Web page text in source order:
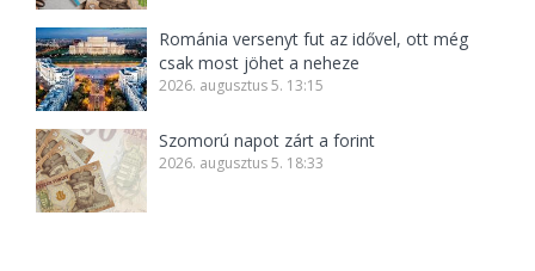
Románia versenyt fut az idővel, ott még
csak most jöhet a neheze
2026. augusztus 5. 13:15
Szomorú napot zárt a forint
2026. augusztus 5. 18:33